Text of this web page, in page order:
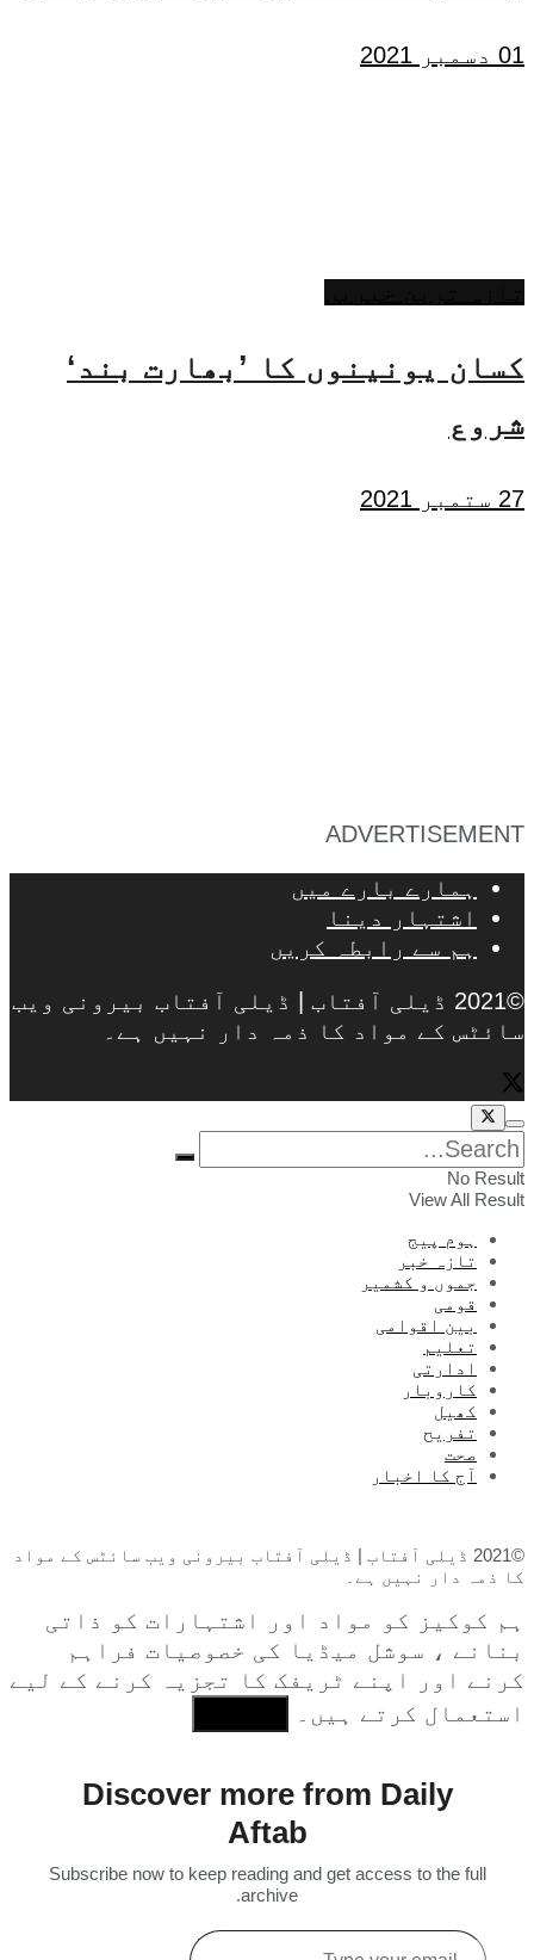
01 دسمبر 2021
کسان یونینوں کا ’بھارت بند‘
شروع
27 ستمبر 2021
ADVERTISEMENT
ہمارے بارے میں
اشتہار دینا
ہم سے رابطہ کریں
©2021 ڈیلی آفتاب | ڈیلی آفتاب بیرونی ویب
سائٹس کے مواد کا ذمہ دار نہیں ہے۔
No Result
View All Result
ہوم پیج
تازہ خبر
جموں و کشمیر
قومی
بین اقوامی
تعلیم
ادارتی
کاروبار
کھیل
تفریح
صحت
آج کا اخبار
©2021 ڈیلی آفتاب | ڈیلی آفتاب بیرونی ویب سائٹس کے مواد
کا ذمہ دار نہیں ہے۔
ہم کوکیز کو مواد اور اشتہارات کو ذاتی
بنانے ، سوشل میڈیا کی خصوصیات فراہم
کرنے اور اپنے ٹریفک کا تجزیہ کرنے کے لیے
استعمال کرتے ہیں۔
Discover more from Daily
Aftab
Subscribe now to keep reading and get access to the full
archive.
Type